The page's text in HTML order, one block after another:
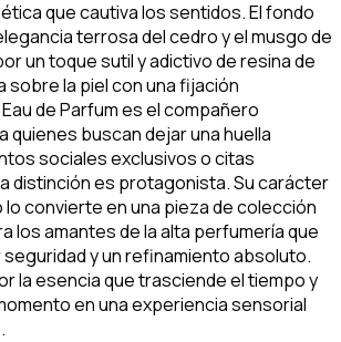
que cautiva los sentidos. El fondo
terrosa del cedro y el musgo de
un toque sutil y adictivo de resina de
sobre la piel con una fijación
de Parfum es el compañero
quienes buscan dejar una huella
sociales exclusivos o citas
distinción es protagonista. Su carácter
convierte en una pieza de colección
los amantes de la alta perfumería que
y un refinamiento absoluto.
la esencia que trasciende el tiempo y
en una experiencia sensorial